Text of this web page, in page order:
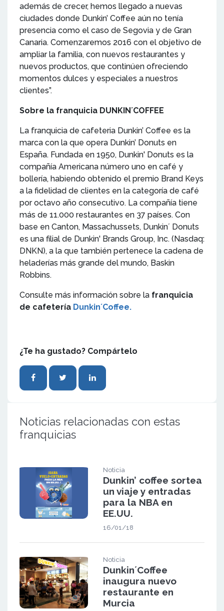
además de crecer, hemos llegado a nuevas
ciudades donde Dunkin’ Coffee aún no tenía
presencia como el caso de Segovia y de Gran
Canaria. Comenzaremos 2016 con el objetivo de
ampliar la familia, con nuevos restaurantes y
nuevos productos, que continúen ofreciendo
momentos dulces y especiales a nuestros
clientes”.
Sobre la franquicia DUNKIN´COFFEE
La franquicia de cafeteria Dunkin’ Coffee es la
marca con la que opera Dunkin’ Donuts en
España. Fundada en 1950, Dunkin' Donuts es la
compañía Americana número uno en café y
bollería, habiendo obtenido el premio Brand Keys
a la fidelidad de clientes en la categoría de café
por octavo año consecutivo. La compañía tiene
más de 11.000 restaurantes en 37 países. Con
base en Canton, Massachussets, Dunkin´ Donuts
es una filial de Dunkin' Brands Group, Inc. (Nasdaq:
DNKN), a la que también pertenece la cadena de
heladerías más grande del mundo, Baskin
Robbins.
Consulte más información sobre la franquicia
de cafetería Dunkin´Coffee.
¿Te ha gustado? Compártelo
Noticias relacionadas con estas
franquicias
Noticia
Dunkin’ coffee sortea
un viaje y entradas
para la NBA en
EE.UU.
16/01/18
Noticia
Dunkin´Coffee
inaugura nuevo
restaurante en
Murcia